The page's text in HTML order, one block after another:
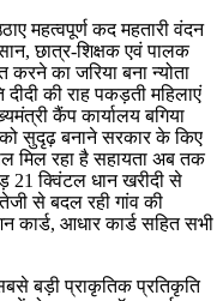
महत्वपूर्ण कद महतारी वंदन
छात्र-शिक्षक एवं पालक
का जरिया बना न्योता
की राह पकड़ती महिलाएं
कैंप कार्यालय बगिया
सुदृढ़ बनाने सरकार के किए
मिल रहा है सहायता अब तक
21 क्विंटल धान खरीदी से
से बदल रही गांव की
कार्ड, आधार कार्ड सहित सभी
बड़ी प्राकृतिक प्रतिकृति